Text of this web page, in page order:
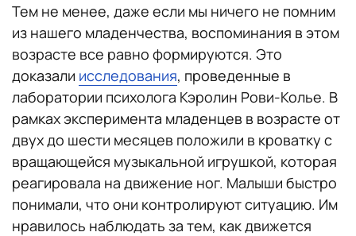
Тем не менее, даже если мы ничего не помним
из нашего младенчества, воспоминания в этом
возрасте все равно формируются. Это
доказали исследования, проведенные в
лаборатории психолога Кэролин Рови-Колье. В
рамках эксперимента младенцев в возрасте от
двух до шести месяцев положили в кроватку с
вращающейся музыкальной игрушкой, которая
реагировала на движение ног. Малыши быстро
понимали, что они контролируют ситуацию. Им
нравилось наблюдать за тем, как движется